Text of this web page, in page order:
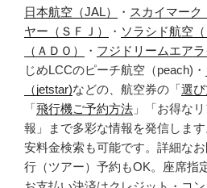
日本航空（JAL）
・ スカイマーク
ヤー（ＳＦＪ）
・ ソラシド航空（
（ＡＤＯ）
・ フジドリームエアラ
じめLCCのピーチ航空（peach)・
（jetstar)などの、航空券の「選
「飛行機ご予約方法 」「お得な
報」まで多彩な情報を発信しま
安料金検索も可能です。詳細な
行（ツアー）予約もOK。座席指